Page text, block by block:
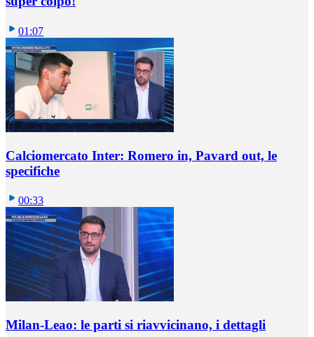
01:07
Calciomercato Inter: Romero in, Pavard out, le
specifiche
00:33
Milan-Leao: le parti si riavvicinano, i dettagli